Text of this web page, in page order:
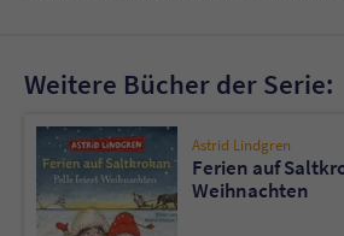
Weitere Bücher der Serie:
Astrid Lindgren
Ferien auf
Weihnachten